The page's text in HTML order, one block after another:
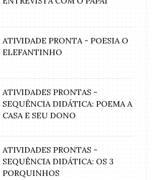
ATIVIDADE PRONTA - POESIA O
ELEFANTINHO
ATIVIDADES PRONTAS -
SEQUÊNCIA DIDÁTICA: POEMA A
CASA E SEU DONO
ATIVIDADES PRONTAS -
SEQUÊNCIA DIDÁTICA: OS 3
PORQUINHOS